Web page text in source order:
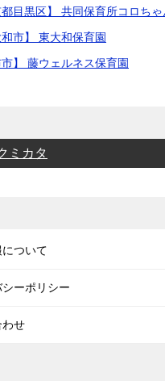
都目黒区】 共同保育所コロち
和市】 東大和保育園
市】 藤ウェルネス保育園
ミカタ
ついて
ーポリシー
わせ